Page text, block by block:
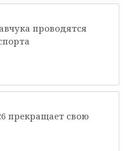
проводятся
прекращает свою